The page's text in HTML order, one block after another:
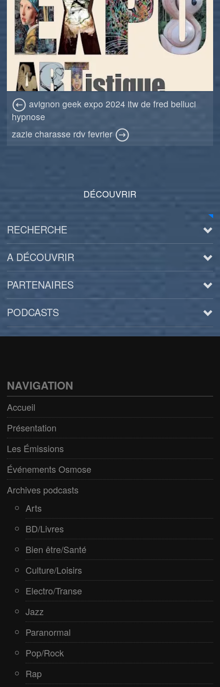
avignon geek expo 2024 itw de fred belluci
hypnose
zazie charasse rdv fevrier
DÉCOUVRIR
RECHERCHE
A DÉCOUVRIR
PARTENAIRES
PODCASTS
Bien être/Santé
Culture/Loisirs
Electro/Transe
Paranormal
Pop/Rock
Rap
Spiritualité
NAVIGATION
Accueil
Présentation
Les Émissions
Événements Osmose
Archives podcasts
Arts
BD/Livres
Bien être/Santé
Culture/Loisirs
Electro/Transe
Jazz
Paranormal
Pop/Rock
Rap